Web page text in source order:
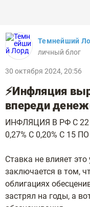
Темнейший
личный блог
30 октября 2024, 20:56
⚡Инфляция
впереди
ИНФЛЯЦИЯ В РФ С
0,27% С 0,20% С 15
Ставка не влияет
заключается в том,
облигациях
застрял на годы, а